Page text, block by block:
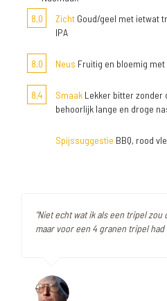
8,0
Zicht Goud/geel met ietwat
IPA
8,0 Neus Fruitig en bloemig
8,4 Smaak Lekker bitter zonder
behoorlijk lange en droge
Spijssuggestie BBQ, rood
"Niet echt wat ik als een tripel
maar voor een 4 granen tripel